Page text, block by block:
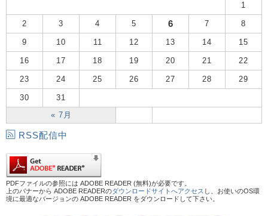
« 7月
1
2 3 4 5 6 7 8
9 10 11 12 13 14 15
16 17 18 19 20 21 22
23 24 25 26 27 28 29
30 31
RSS配信中
PDFファイルの参照には ADOBE READER (無料)が必要です。
上のバナーから ADOBE READERのダウンロードサイトへアクセス し、お使いのOS環
境に最適なバージョンの ADOBE READER をダウンロードして下さい。